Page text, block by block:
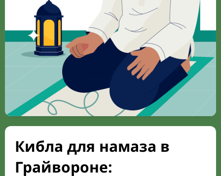
Кибла для намаза в
Грайвороне: